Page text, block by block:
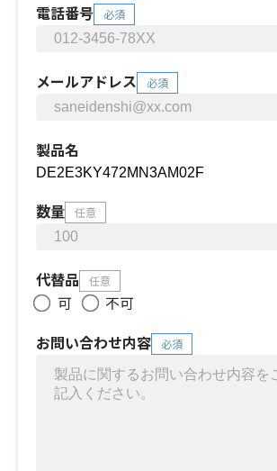
電話番号 必須
メールアドレス 必須
製品名
数量 任意
代替品 任意
可
不可
お問い合わせ内容
必須